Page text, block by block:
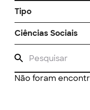
Tipo
Ciências Sociais
Não foram